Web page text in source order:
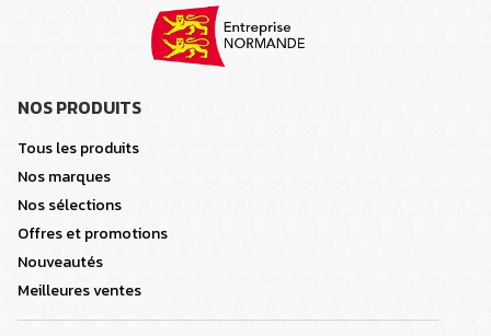
NOS PRODUITS
Tous les produits
Nos marques
Nos sélections
Offres et promotions
Nouveautés
Meilleures ventes